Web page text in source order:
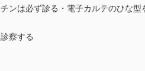
ンは必ず診る・電子カルテのひな型
察する